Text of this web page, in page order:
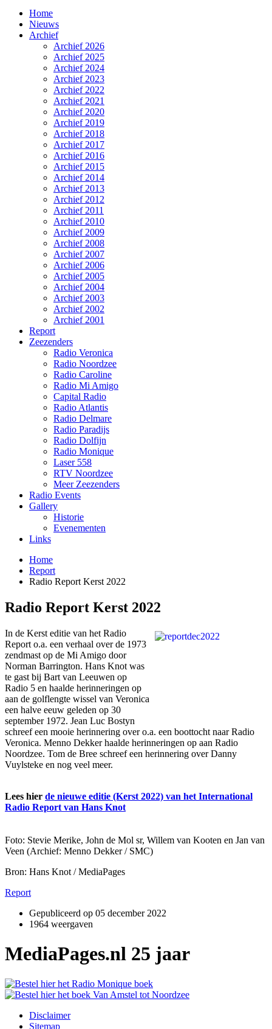
Home
Nieuws
Archief
Archief 2026
Archief 2025
Archief 2024
Archief 2023
Archief 2022
Archief 2021
Archief 2020
Archief 2019
Archief 2018
Archief 2017
Archief 2016
Archief 2015
Archief 2014
Archief 2013
Archief 2012
Archief 2011
Archief 2010
Archief 2009
Archief 2008
Archief 2007
Archief 2006
Archief 2005
Archief 2004
Archief 2003
Archief 2002
Archief 2001
Report
Zeezenders
Radio Veronica
Radio Noordzee
Radio Caroline
Radio Mi Amigo
Capital Radio
Radio Atlantis
Radio Delmare
Radio Paradijs
Radio Dolfijn
Radio Monique
Laser 558
RTV Noordzee
Meer Zeezenders
Radio Events
Gallery
Historie
Evenementen
Links
Home
Report
Radio Report Kerst 2022
Radio Report Kerst 2022
In de Kerst editie van het Radio
Report o.a. een verhaal over de 1973
zendmast op de Mi Amigo door
Norman Barrington. Hans Knot was
te gast bij Bart van Leeuwen op
Radio 5 en haalde herinneringen op
aan de golflengte wissel van Veronica
een halve eeuw geleden op 30
september 1972. Jean Luc Bostyn
schreef een mooie herinnering over o.a. een boottocht naar Radio
Veronica. Menno Dekker haalde herinneringen op aan Radio
Noordzee. Tom de Bree schreef een herinnering over Danny
Vuylsteke en nog veel meer.
Lees hier de nieuwe editie (Kerst 2022) van het International
Radio Report van Hans Knot
Foto: Stevie Merike, John de Mol sr, Willem van Kooten en Jan van
Veen (Archief: Menno Dekker / SMC)
Bron: Hans Knot / MediaPages
Report
Gepubliceerd op 05 december 2022
1964 weergaven
MediaPages.nl 25 jaar
Disclaimer
Sitemap